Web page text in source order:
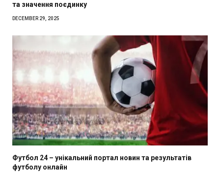
та значення поєдинку
DECEMBER 29, 2025
Футбол 24 – унікальний портал новин та результатів
футболу онлайн